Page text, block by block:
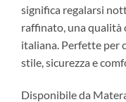
significa regalarsi
raffinato, una
italiana. Perfette per
stile, sicurezza e
Disponibile da